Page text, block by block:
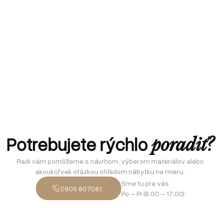
Potrebujete rýchloporadiť?
Radi vám pomôžeme s návrhom, výberom materiálov alebo
akoukoľvek otázkou ohľadom nábytku na mieru.
0905 807061
Sme tu pre vás
Po – Pi (8:00 – 17:00)